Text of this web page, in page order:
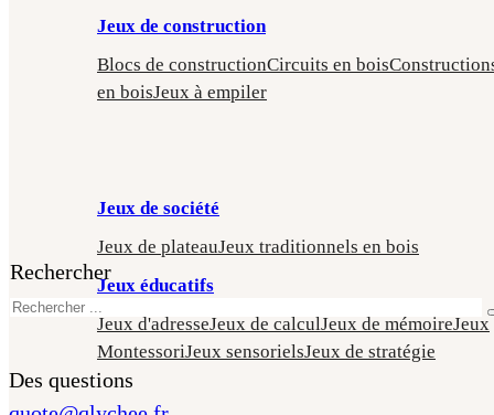
Rechercher
Des questions
Jeux de construction
Blocs de constructionCircuits en bois
en boisJeux à empiler
Jeux de société
Jeux de plateauJeux traditionnels en bois
Jeux éducatifs
Jeux d'adresseJeux de calculJeux de mémoireJeux
MontessoriJeux sensorielsJeux de stratégie